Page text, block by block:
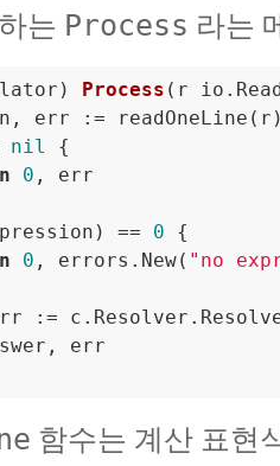
는 Process 라는
Process (r
err :=
nil
{
0 , err
== 0 {
0 , errors.New( "no
:=
err
함수는 계산 표현